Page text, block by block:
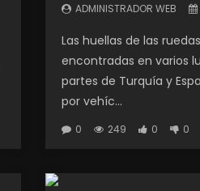
ADMINISTRADOR WEB
Las huellas de las
encontradas en varios
partes de Turquía y
por vehíc...
0 249 0 0